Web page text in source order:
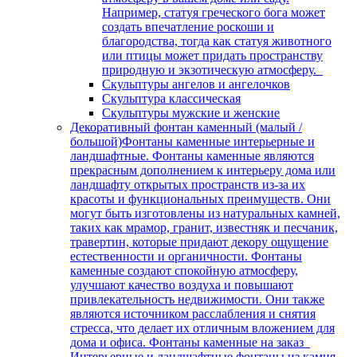
Например, статуя греческого бога может
создать впечатление роскоши и
благородства, тогда как статуя животного
или птицы может придать пространству
природную и экзотическую атмосферу.
Скульптуры ангелов и ангелочков
Скульптура классическая
Скульптуры мужские и женские
Декоративный фонтан каменный (малый /
большой)Фонтаны каменные интерьерные и
ландшафтные. Фонтаны каменные являются
прекрасным дополнением к интерьеру дома или
ландшафту открытых пространств из-за их
красоты и функциональных преимуществ. Они
могут быть изготовлены из натуральных камней,
таких как мрамор, гранит, известняк и песчаник,
травертин, которые придают декору ощущение
естественности и органичности. Фонтаны
каменные создают спокойную атмосферу,
улучшают качество воздуха и повышают
привлекательность недвижимости. Они также
являются источником расслабления и снятия
стресса, что делает их отличным вложением для
дома и офиса. Фонтаны каменные на заказ